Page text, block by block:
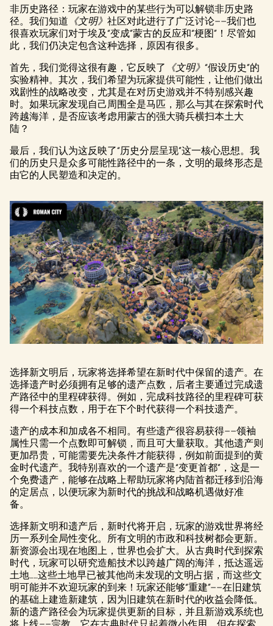
非历史路径：玩家在游戏中的某些行为可以解锁非历史路
径。我们知道 《文明》 社区对此进行了广泛讨论——我们也
很喜欢玩家们对于埃及“变成”蒙古的反应和“梗图”！尽管如
此，我们仍决定包含这种选择，原因有很多。
首先，我们觉得这很有趣，它反映了 《文明》 “假设历史”的
实验精神。其次，我们希望为玩家提供可能性，让他们做出
戏剧性的战略改变，尤其是在对历史游戏并不特别感兴趣
时。如果玩家发现自己周围全是马匹，那么与其在探索时代
跨越海洋，是否应该考虑用蒙古的强大骑兵横扫本土大
陆？
最后，我们认为这反映了“历史分层呈现”这一核心思想。我
们的历史只是众多可能性路径中的一条，文明的最终形态是
由它的人民塑造和决定的。
选择新文明后，玩家将选择希望在新时代中保留的遗产。在
选择遗产时必须拥有足够的遗产点数，后者主要通过完成遗
产路径中的里程碑获得。例如，完成科技路径的里程碑可获
得一个科技点数，用于在下个时代获得一个科技遗产。
遗产的成本和加成各不相同。有些遗产很容易获得——领袖
属性只需一个点数即可解锁，而且可大量获取。其他遗产则
更加昂贵，可能需要先决条件才能获得，例如前面提到的黄
金时代遗产。我特别喜欢的一个遗产是“变更首都”，这是一
个免费遗产，能够在战略上帮助玩家将内陆首都迁移到沿海
的定居点，以便玩家为新时代的挑战和战略机遇做好准
备。
选择新文明和遗产后，新时代将开启，玩家的游戏世界将经
历一系列全局性变化。所有文明的市政和科技树都会更新。
新资源会出现在地图上，世界也会扩大。从古典时代到探索
时代，玩家可以研究造船技术以跨越广阔的海洋，抵达遥远
土地……这些土地早已被其他尚未发现的文明占据，而这些文
明可能并不欢迎玩家的到来！玩家还能够“重建”——在旧建筑
的基础上建造新建筑，因为旧建筑在新时代的收益会降低。
新的遗产路径会为玩家提供更新的目标，并且新游戏系统也